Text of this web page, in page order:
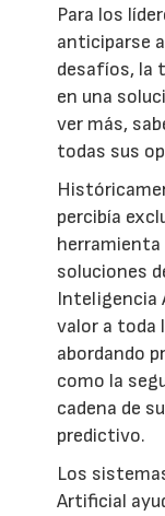
Para los
anticiparse
desafíos, la
en una
ver más,
todas sus
percibía
herramienta
soluciones
Inteligencia
valor a toda
abordando
como la
cadena de
predictivo.
Los
Artificial